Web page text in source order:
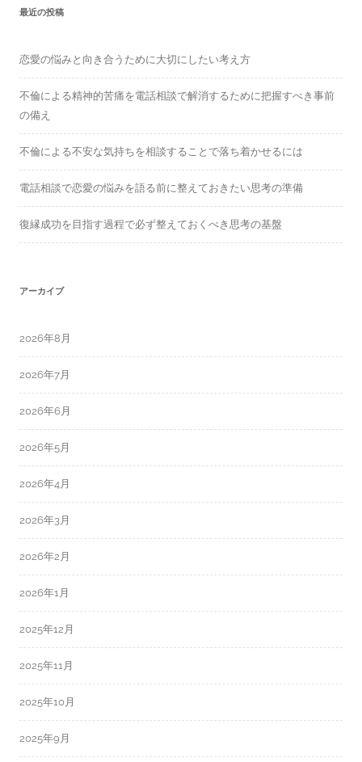
f
o
最近の投稿
恋愛の悩みと向き合うために大切にしたい考え方
不倫による精神的苦痛を電話相談で解消するために把握すべき事前
の備え
不倫による不安な気持ちを相談することで落ち着かせるには
電話相談で恋愛の悩みを語る前に整えておきたい思考の準備
復縁成功を目指す過程で必ず整えておくべき思考の基盤
アーカイブ
2026年8月
2026年7月
2026年6月
2026年5月
2026年4月
2026年3月
2026年2月
2026年1月
2025年12月
2025年11月
2025年10月
2025年9月